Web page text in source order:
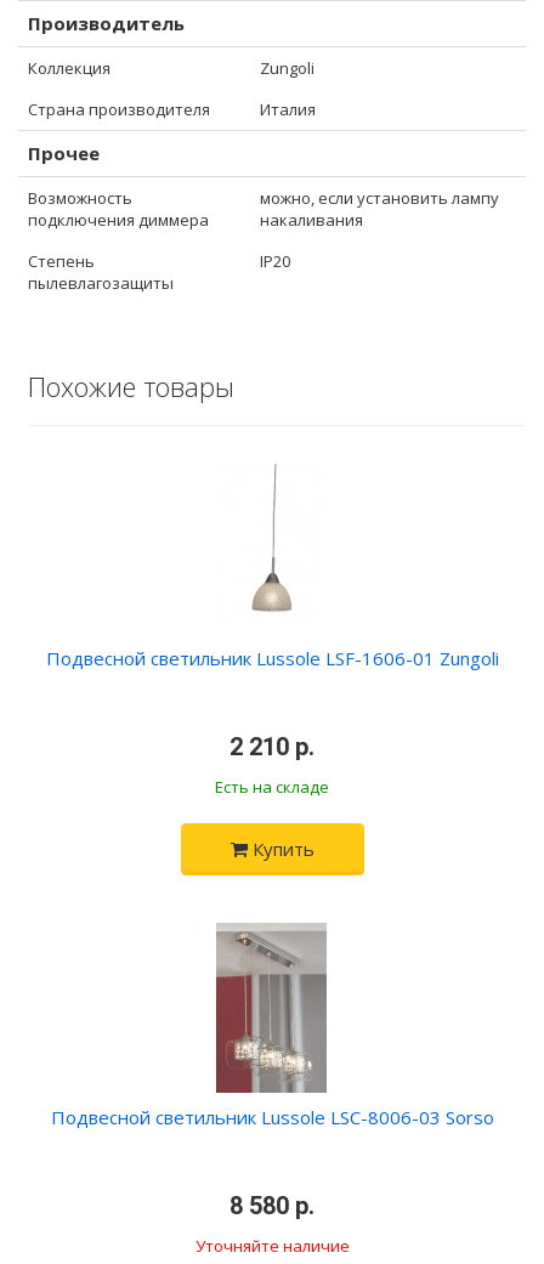
Производитель
Коллекция
Zungoli
Страна производителя
Италия
Прочее
Возможность
подключения диммера
можно, если установить лампу
накаливания
Степень
пылевлагозащиты
IP20
Похожие товары
Подвесной светильник Lussole LSF-1606-01 Zungoli
2 210 р.
Есть на складе
Купить
Подвесной светильник Lussole LSC-8006-03 Sorso
8 580 р.
Уточняйте наличие